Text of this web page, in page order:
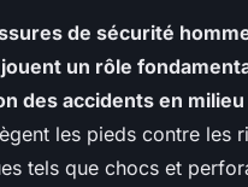
de sécurité
un rôle
des accidents en
les pieds contre les
tels que chocs et